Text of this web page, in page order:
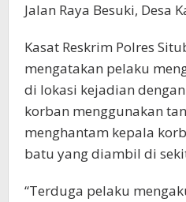
Jalan Raya Besuki, Desa
Kasat Reskrim Polres
mengatakan pelaku
di lokasi kejadian
korban menggunakan
menghantam kepala
batu yang diambil di
“Terduga pelaku